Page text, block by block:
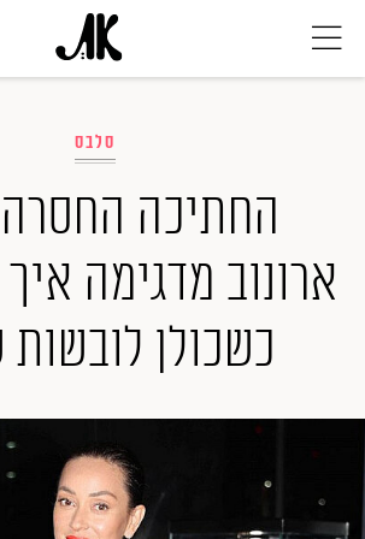
אופנה
ביוטי
סלבס
ערוצים נוספים
המגזין
סלבס
החתיכה
ארונוב מדגימה
כשכולן